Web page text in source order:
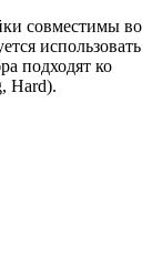
совместимы во
использовать
подходят ко
Hard).